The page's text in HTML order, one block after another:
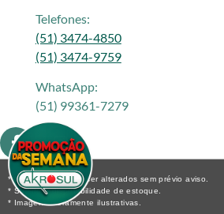
Telefones:
(51) 3474-4850
(51) 3474-9759
WhatsApp:
(51) 99361-7279
* Os preços podem ser alterados sem prévio aviso.
* Sujeito a disponibilidade de estoque.
* Imagens meramente ilustrativas.